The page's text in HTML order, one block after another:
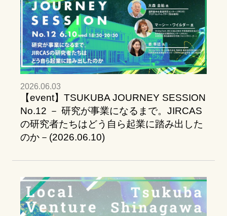
2026.06.03
【event】TSUKUBA JOURNEY SESSION
No.12 － 研究が事業になるまで。JIRCAS
の研究者たちはどう自ら起業に踏み出した
のか－(2026.06.10)